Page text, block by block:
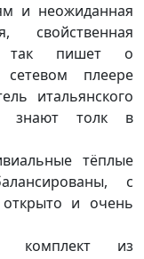
и неожиданная
свойственная
так пишет о
плеере
итальянского
знают толк в
тёплые
с
открыто и очень
комплект из